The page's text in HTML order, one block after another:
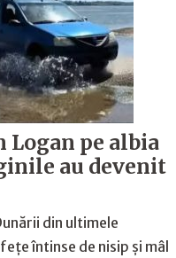
Logan pe albia
au devenit
din ultimele
întinse de nisip și mâl